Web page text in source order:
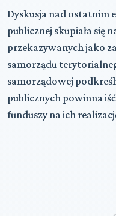
Dyskusja nad ostatnim
publicznej skupiała się
przekazywanych jako
samorządu
samorządowej
publicznych powinna
funduszy na ich